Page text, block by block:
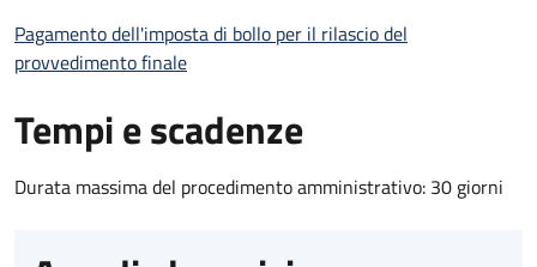
Pagamento dell'imposta di bollo per il rilascio del
provvedimento finale
Tempi e scadenze
Durata massima del procedimento amministrativo: 30 giorni